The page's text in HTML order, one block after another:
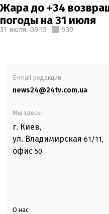
Жара до +34
погоды на 31 июля
31 июля, 09:15 939
E-mail редакции
news24@24tv.com.ua
Мы здесь:
г. Киев,
ул. Владимирская 61/11,
офис 50
О нас